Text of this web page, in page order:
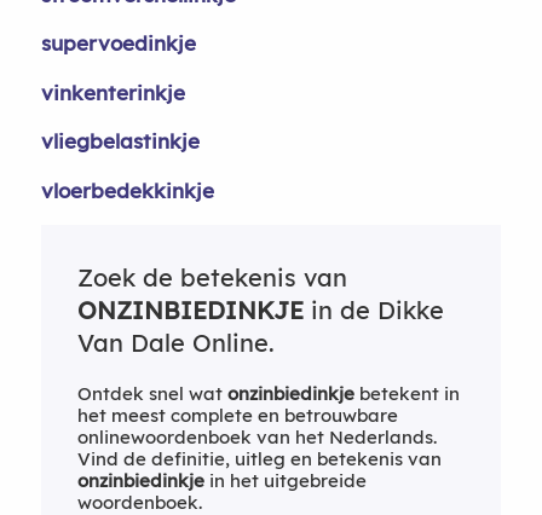
supervoedinkje
vinkenterinkje
vliegbelastinkje
vloerbedekkinkje
Zoek de betekenis van
ONZINBIEDINKJEin de Dikke
Van Dale Online.
Ontdek snel wat onzinbiedinkjebetekent in
het meest complete en betrouwbare
onlinewoordenboek van het Nederlands.
Vind de definitie, uitleg en betekenis van
onzinbiedinkjein het uitgebreide
woordenboek.